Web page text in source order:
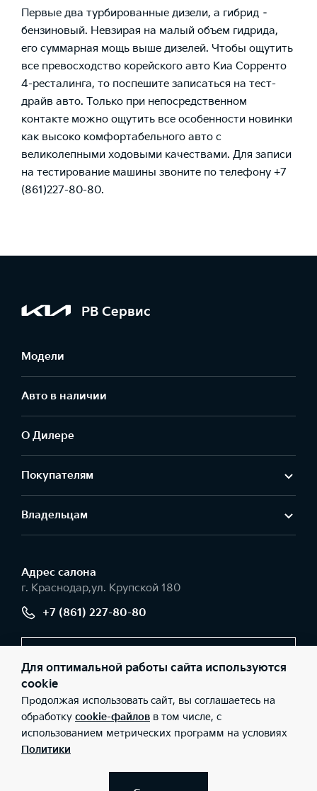
Первые два турбированные дизели, а гибрид –
бензиновый. Невзирая на малый объем гидрида,
его суммарная мощь выше дизелей. Чтобы ощутить
все превосходство корейского авто Киа Сорренто
4-ресталинга, то поспешите записаться на тест-
драйв авто. Только при непосредственном
контакте можно ощутить все особенности новинки
как высоко комфортабельного авто с
великолепными ходовыми качествами. Для записи
на тестирование машины звоните по телефону +7
(861)227-80-80.
РВ Сервис
Модели
Авто в наличии
О Дилере
Покупателям
Владельцам
Адрес салонa
г. Краснодар,ул. Крупской 180
+7 (861) 227-80-80
© 2026 Юридические лица ООО «РВ Сервис» (Фактический
адрес: г. Краснодар,ул. Крупской 180; Телефон: +7 (861) 227-80-
80; ИНН: 2312141610; ОГРН: 1072312011298), ООО «Киа Россия и
СНГ» (Фактический адрес: г.Москва, Валовая 26; Телефон: 8 800
301 08 80; ИНН: 7728674093; ОГРН: 5087746291760) ведут
получению на территории РФ. Информация о соответствующих
Для оптимальной работы сайта используются
cookie
Продолжая использовать сайт, вы соглашаетесь на
обработку cookie-файлов в том числе, с
использованием метрических программ на условиях
Политики